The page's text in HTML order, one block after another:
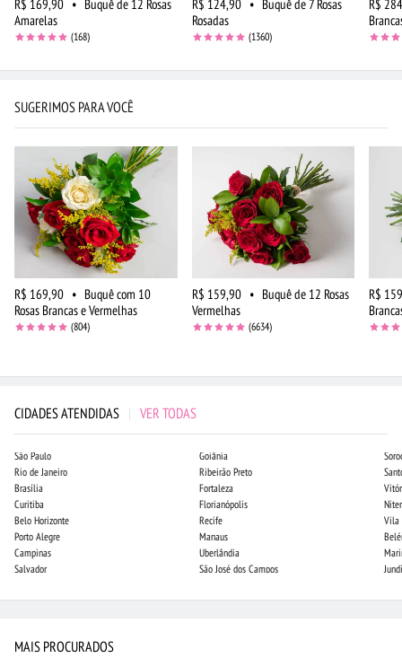
R$ 169,90 • Buquê de 12 Rosas
Amarelas
(168)
R$ 124,90 • Buquê de 7 Rosas
Rosadas
(1360)
R$
SUGERIMOS PARA VOCÊ
R$ 169,90 • Buquê com 10
Rosas Brancas e Vermelhas
(804)
R$ 159,90 • Buquê de 12 Rosas
Vermelhas
(6634)
R$
CIDADES ATENDIDAS | VER TODAS
São Paulo
Rio de Janeiro
Brasília
Curitiba
Belo Horizonte
Porto Alegre
Campinas
Salvador
Goiânia
Ribeirão Preto
Fortaleza
Florianópolis
Recife
Manaus
Uberlândia
São José dos Campos
Vila
MAIS PROCURADOS